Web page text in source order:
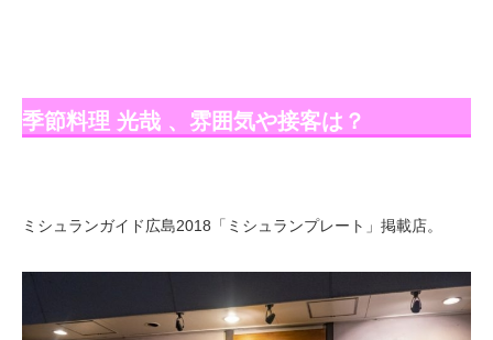
季節料理 光哉 、雰囲気や接客は？
ミシュランガイド広島2018「ミシュランプレート」掲載店。